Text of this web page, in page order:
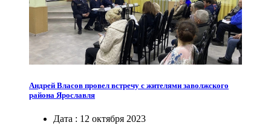
Андрей Власов провел встречу с жителями заволжского
района Ярославля
Дата : 12 октября 2023